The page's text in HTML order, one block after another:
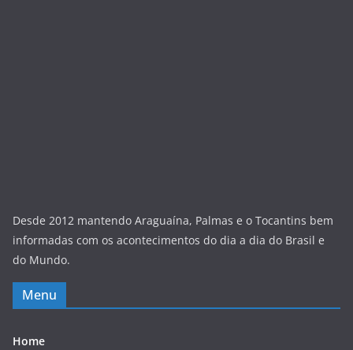
Desde 2012 mantendo Araguaína, Palmas e o Tocantins bem
informadas com os acontecimentos do dia a dia do Brasil e
do Mundo.
Menu
Home